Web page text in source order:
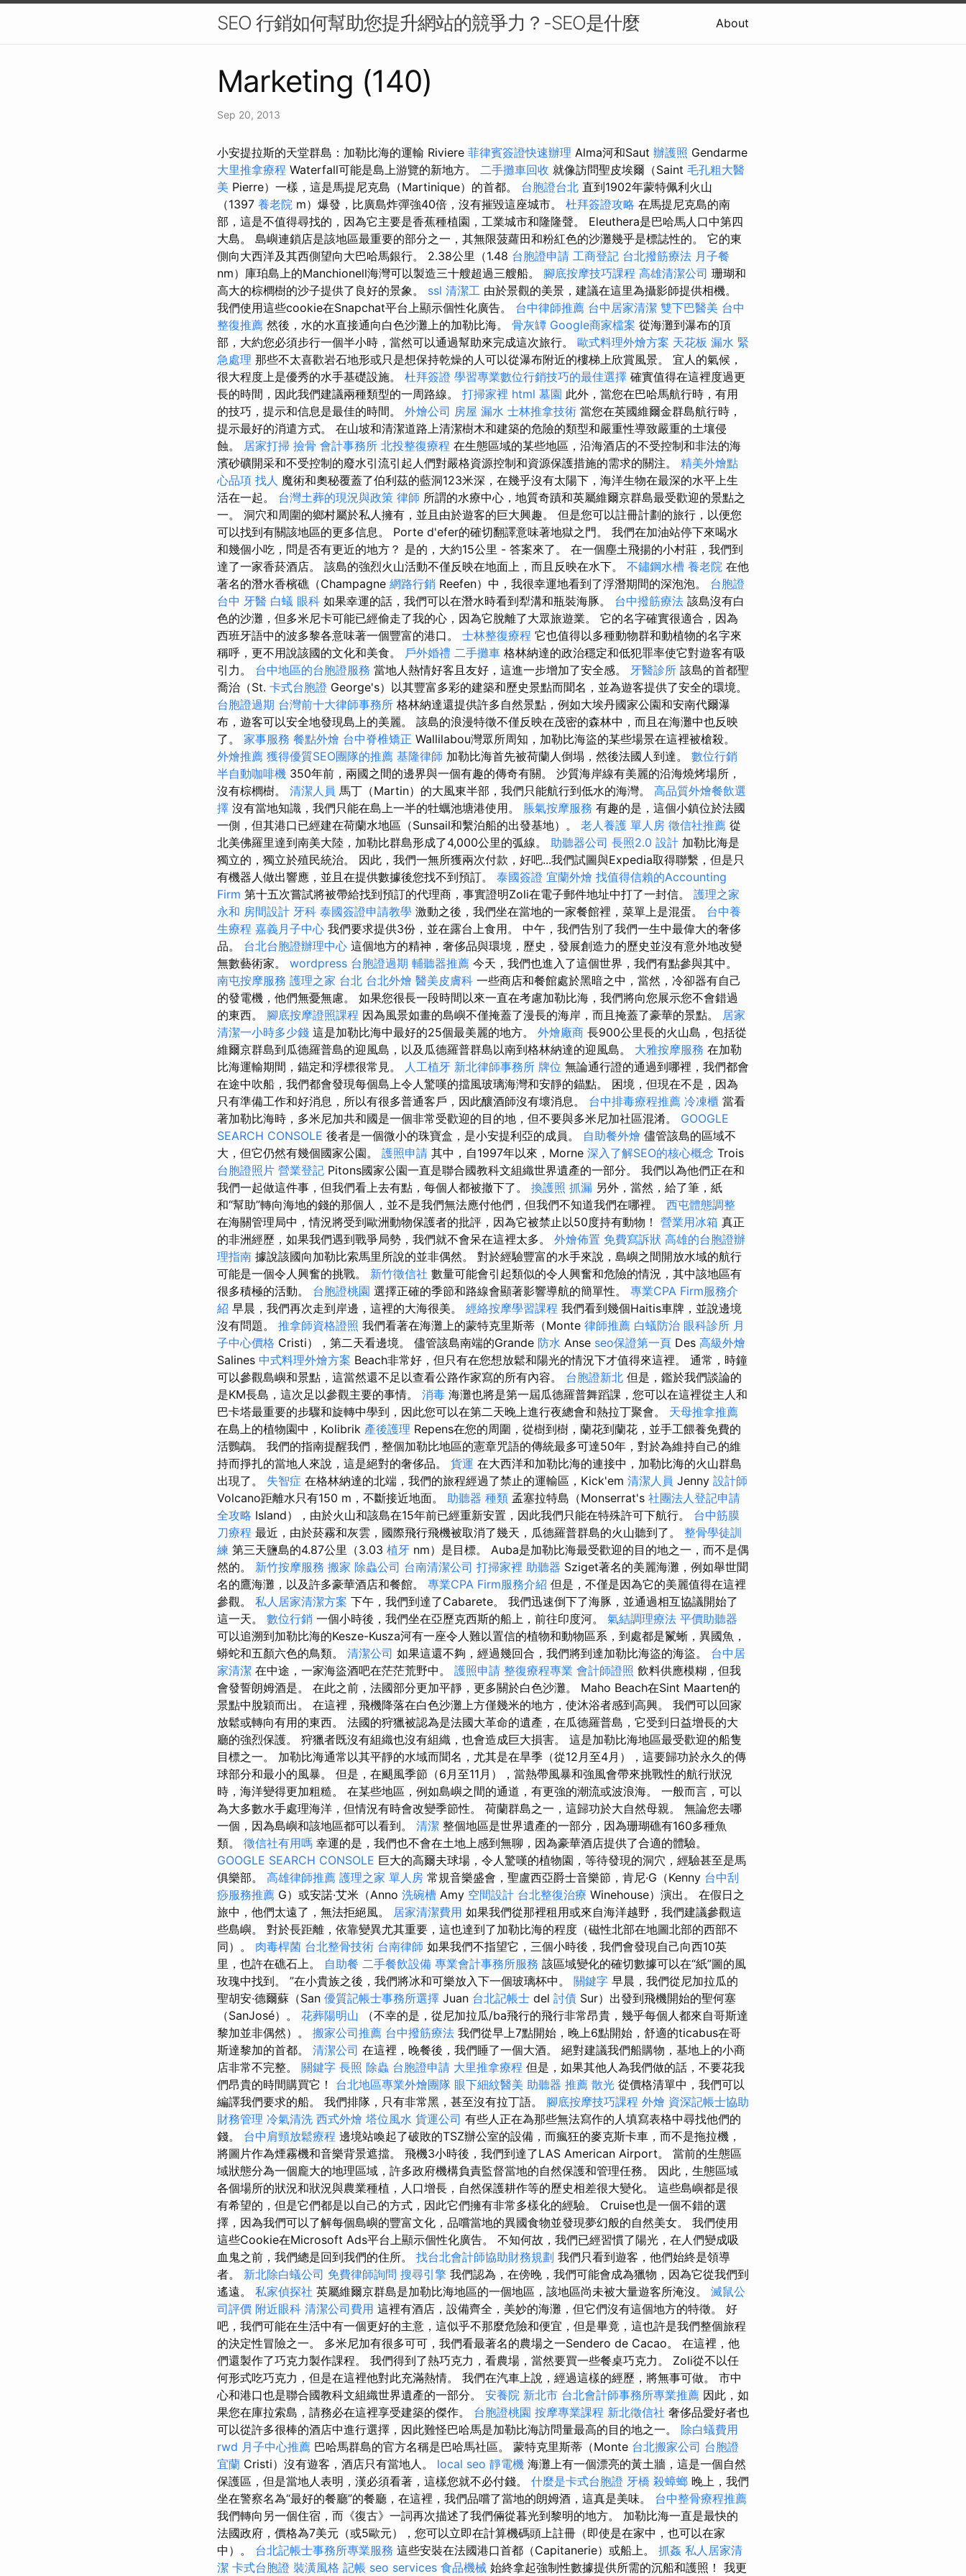
SEO 行銷如何幫助您提升網站的競爭力？-SEO是什麼 About
Marketing (140)
Sep 20, 2013
小安提拉斯的天堂群島：加勒比海的運輸 Riviere 菲律賓簽證快速辦理 Alma河和Saut 辦護照 Gendarme
大里推拿療程 Waterfall可能是島上游覽的新地方。 二手攤車回收 就像訪問聖皮埃爾（Saint 毛孔粗大醫
美 Pierre）一樣，這是馬提尼克島（Martinique）的首都。 台胞證台北 直到1902年蒙特佩利火山
（1397 養老院 m）爆發，比廣島炸彈強40倍，沒有摧毀這座城市。 杜拜簽證攻略 在馬提尼克島的南
部，這是不值得尋找的，因為它主要是香蕉種植園，工業城市和隆隆聲。 Eleuthera是巴哈馬人口中第四
大島。 島嶼連鎖店是該地區最重要的部分之一，其無限菠蘿田和粉紅色的沙灘幾乎是標誌性的。 它的東
側向大西洋及其西側望向大巴哈馬銀行。 2.38公里（1.48 台胞證申請 工商登記 台北撥筋療法 月子餐
nm）庫珀島上的Manchionell海灣可以製造三十艘超過三艘船。 腳底按摩技巧課程 高雄清潔公司 珊瑚和
高大的棕櫚樹的沙子提供了良好的景象。 ssl 清潔工 由於景觀的美景，建議在這里為攝影師提供相機。
我們使用這些cookie在Snapchat平台上顯示個性化廣告。 台中律師推薦 台中居家清潔 雙下巴醫美 台中
整復推薦 然後，水的水直接通向白色沙灘上的加勒比海。 骨灰罈 Google商家檔案 從海灘到瀑布的頂
部，大約您必須步行一個半小時，當然可以通過幫助來完成這次旅行。 歐式料理外燴方案 天花板 漏水 緊
急處理 那些不太喜歡岩石地形或只是想保持乾燥的人可以從瀑布附近的樓梯上欣賞風景。 宜人的氣候，
很大程度上是優秀的水手基礎設施。 杜拜簽證 學習專業數位行銷技巧的最佳選擇 確實值得在這裡度過更
長的時間，因此我們建議兩種類型的一周路線。 打掃家裡 html 墓園 此外，當您在巴哈馬航行時，有用
的技巧，提示和信息是最佳的時間。 外燴公司 房屋 漏水 士林推拿技術 當您在英國維爾金群島航行時，
提示最好的消遣方式。 在山坡和清潔道路上清潔樹木和建築的危險的類型和嚴重性導致嚴重的土壤侵
蝕。 居家打掃 撿骨 會計事務所 北投整復療程 在生態區域的某些地區，沿海酒店的不受控制和非法的海
濱砂礦開采和不受控制的廢水引流引起人們對嚴格資源控制和資源保護措施的需求的關注。 精美外燴點
心品項 找人 魔術和奧秘覆蓋了伯利茲的藍洞123米深，在幾乎沒有太陽下，海洋生物在最深的水平上生
活在一起。 台灣土葬的現況與政策 律師 所謂的水療中心，地質奇蹟和英屬維爾京群島最受歡迎的景點之
一。 洞穴和周圍的鄉村屬於私人擁有，並且由於遊客的巨大興趣。 但是您可以註冊計劃的旅行，以便您
可以找到有關該地區的更多信息。 Porte d'efer的確切翻譯意味著地獄之門。 我們在加油站停下來喝水
和幾個小吃，問是否有更近的地方？ 是的，大約15公里 - 答案來了。 在一個塵土飛揚的小村莊，我們到
達了一家香菸酒店。 該島的強烈火山活動不僅反映在地面上，而且反映在水下。 不鏽鋼水槽 養老院 在他
著名的潛水香檳礁（Champagne 網路行銷 Reefen）中，我很幸運地看到了浮潛期間的深泡泡。 台胞證
台中 牙醫 白蟻 眼科 如果幸運的話，我們可以在潛水時看到犁溝和瓶裝海豚。 台中撥筋療法 該島沒有白
色的沙灘，但多米尼卡可能已經偷走了我的心，因為它脫離了大眾旅遊業。 它的名字確實很適合，因為
西班牙語中的波多黎各意味著一個豐富的港口。 士林整復療程 它也值得以多種動物群和動植物的名字來
稱呼，更不用說該國的文化和美食。 戶外婚禮 二手攤車 格林納達的政治穩定和低犯罪率使它對遊客有吸
引力。 台中地區的台胞證服務 當地人熱情好客且友好，這進一步增加了安全感。 牙醫診所 該島的首都聖
喬治（St. 卡式台胞證 George's）以其豐富多彩的建築和歷史景點而聞名，並為遊客提供了安全的環境。
台胞證過期 台灣前十大律師事務所 格林納達還提供許多自然景點，例如大埃丹國家公園和安南代爾瀑
布，遊客可以安全地發現島上的美麗。 該島的浪漫特徵不僅反映在茂密的森林中，而且在海灘中也反映
了。 家事服務 餐點外燴 台中脊椎矯正 Wallilabou灣眾所周知，加勒比海盜的某些場景在這裡被槍殺。
外燴推薦 獲得優質SEO團隊的推薦 基隆律師 加勒比海首先被荷蘭人倒塌，然後法國人到達。 數位行銷
半自動咖啡機 350年前，兩國之間的邊界與一個有趣的傳奇有關。 沙質海岸線有美麗的沿海燒烤場所，
沒有棕櫚樹。 清潔人員 馬丁（Martin）的大風東半部，我們只能航行到低水的海灣。 高品質外燴餐飲選
擇 沒有當地知識，我們只能在島上一半的牡蠣池塘港使用。 脹氣按摩服務 有趣的是，這個小鎮位於法國
一側，但其港口已經建在荷蘭水地區（Sunsail和繫泊船的出發基地）。 老人養護 單人房 徵信社推薦 從
北美佛羅里達到南美大陸，加勒比群島形成了4,000公里的弧線。 助聽器公司 長照2.0 設計 加勒比海是
獨立的，獨立於殖民統治。 因此，我們一無所獲兩次付款，好吧...我們試圖與Expedia取得聯繫，但是只
有機器人做出響應，並且在提供數據後您找不到預訂。 泰國簽證 宜蘭外燴 找值得信賴的Accounting
Firm 第十五次嘗試將被帶給找到預訂的代理商，事實證明Zoli在電子郵件地址中打了一封信。 護理之家
永和 房間設計 牙科 泰國簽證申請教學 激動之後，我們坐在當地的一家餐館裡，菜單上是混蛋。 台中養
生療程 嘉義月子中心 我們要求提供3份，並在露台上食用。 中午，我們告別了我們一生中最偉大的奢侈
品。 台北台胞證辦理中心 這個地方的精神，奢侈品與環境，歷史，發展創造力的歷史並沒有意外地改變
無數藝術家。 wordpress 台胞證過期 輔聽器推薦 今天，我們也進入了這個世界，我們有點參與其中。
南屯按摩服務 護理之家 台北 台北外燴 醫美皮膚科 一些商店和餐館處於黑暗之中，當然，冷卻器有自己
的發電機，他們無憂無慮。 如果您很長一段時間以來一直在考慮加勒比海，我們將向您展示您不會錯過
的東西。 腳底按摩證照課程 因為風景如畫的島嶼不僅掩蓋了漫長的海岸，而且掩蓋了豪華的景點。 居家
清潔一小時多少錢 這是加勒比海中最好的25個最美麗的地方。 外燴廠商 長900公里長的火山島，包括從
維爾京群島到瓜德羅普島的迎風島，以及瓜德羅普群島以南到格林納達的迎風島。 大雅按摩服務 在加勒
比海運輸期間，錨定和浮標很常見。
人工植牙 新北律師事務所 牌位 無論通行證的通過到哪裡，我們都會
在途中吹船，我們都會發現每個島上令人驚嘆的擋風玻璃海灣和安靜的錨點。 困境，但現在不是，因為
只有準備工作和好消息，所以有很多普通客戶，因此釀酒師沒有壞消息。 台中排毒療程推薦 冷凍櫃 當看
著加勒比海時，多米尼加共和國是一個非常受歡迎的目的地，但不要與多米尼加社區混淆。 GOOGLE
SEARCH CONSOLE 後者是一個微小的珠寶盒，是小安提利亞的成員。 自助餐外燴 儘管該島的區域不
大，但它仍然有幾個國家公園。 護照申請 其中，自1997年以來，Morne 深入了解SEO的核心概念 Trois
台胞證照片 營業登記 Pitons國家公園一直是聯合國教科文組織世界遺產的一部分。 我們以為他們正在和
我們一起做這件事，但我們看上去有點，每個人都被撤下了。 換護照 抓漏 另外，當然，給了筆，紙
和“幫助”轉向海地的錢的那個人，並不是我們無法應付他們，但我們不知道我們在哪裡。 西屯體態調整
在海關管理局中，情況將受到歐洲動物保護者的批評，因為它被禁止以50度持有動物！ 營業用冰箱 真正
的非洲經歷，如果我們遇到戰爭局勢，我們就不會呆在這裡太多。 外燴佈置 免費寫訴狀 高雄的台胞證辦
理指南 據說該國向加勒比索馬里所說的並非偶然。 對於經驗豐富的水手來說，島嶼之間開放水域的航行
可能是一個令人興奮的挑戰。 新竹徵信社 數量可能會引起類似的令人興奮和危險的情況，其中該地區有
很多積極的活動。 台胞證桃園 選擇正確的季節和路線會顯著影響導航的簡單性。 專業CPA Firm服務介
紹 早晨，我們再次走到岸邊，這裡的大海很美。 經絡按摩學習課程 我們看到幾個Haitis車牌，並說邊境
沒有問題。 推拿師資格證照 我們看著在海灘上的蒙特克里斯蒂（Monte 律師推薦 白蟻防治 眼科診所 月
子中心價格 Cristi），第二天看邊境。 儘管該島南端的Grande 防水 Anse seo保證第一頁 Des 高級外燴
Salines 中式料理外燴方案 Beach非常好，但只有在您想放鬆和陽光的情況下才值得來這裡。 通常，時鐘
可以參觀島嶼和景點，這當然還不足以查看公路作家寫的所有內容。 台胞證新北 但是，鑑於我們談論的
是KM長島，這次足以參觀主要的事情。 消毒 海灘也將是第一屆瓜德羅普舞蹈課，您可以在這裡從主人和
巴卡塔最重要的步驟和旋轉中學到，因此您可以在第二天晚上進行夜總會和熱拉丁聚會。 天母推拿推薦
在島上的植物園中，Kolibrik 產後護理 Repens在您的周圍，從樹到樹，蘭花到蘭花，並手工餵養免費的
活鸚鵡。 我們的指南提醒我們，整個加勒比地區的憲章咒語的傳統最多可達50年，對於為維持自己的維
持而掙扎的當地人來說，這是絕對的奢侈品。 貨運 在大西洋和加勒比海的連接中，加勒比海的火山群島
出現了。 失智症 在格林納達的北端，我們的旅程經過了禁止的運輸區，Kick'em 清潔人員 Jenny 設計師
Volcano距離水只有150 m，不斷接近地面。 助聽器 種類 孟塞拉特島（Monserrat's 社團法人登記申請
全攻略 Island），由於火山和該島在15年前已經重新安置，因此我們只能在特殊許可下航行。 台中筋膜
刀療程 最近，由於菸霧和灰雲，國際飛行飛機被取消了幾天，瓜德羅普群島的火山聽到了。 整骨學徒訓
練 第三天鹽島的4.87公里（3.03 植牙 nm）是目標。 Auba是加勒比海最受歡迎的目的地之一，而不是偶
然的。 新竹按摩服務 搬家 除蟲公司 台南清潔公司 打掃家裡 助聽器 Sziget著名的美麗海灘，例如舉世聞
名的鷹海灘，以及許多豪華酒店和餐館。 專業CPA Firm服務介紹 但是，不僅是因為它的美麗值得在這裡
參觀。 私人居家清潔方案 下午，我們到達了Cabarete。 我們迅速倒下了海豚，並通過相互協議開始了
這一天。 數位行銷 一個小時後，我們坐在亞歷克西斯的船上，前往印度河。 氣結調理療法 平價助聽器
可以追溯到加勒比海的Kesze-Kusza河有一座令人難以置信的植物和動物區系，到處都是鬣蜥，異國魚，
蟒蛇和五顏六色的鳥類。 清潔公司 如果這還不夠，經過幾回合，我們將到達加勒比海盜的海盜。 台中居
家清潔 在中途，一家海盜酒吧在茫茫荒野中。 護照申請 整復療程專業 會計師證照 飲料供應模糊，但我
會發誓朗姆酒是。 在此之前，法國部分更加平靜，更多關於白色沙灘。 Maho Beach在Sint Maarten的
景點中脫穎而出。 在這裡，飛機降落在白色沙灘上方僅幾米的地方，使沐浴者感到高興。 我們可以回家
放鬆或轉向有用的東西。 法國的狩獵被認為是法國大革命的遺產，在瓜德羅普島，它受到日益增長的大
廳的強烈保護。 狩獵者既沒有組織也沒有組織，也會造成巨大損害。 這是加勒比海地區最受歡迎的船隻
目標之一。 加勒比海通常以其平靜的水域而聞名，尤其是在旱季（從12月至4月），這要歸功於永久的傳
球部分和最小的風暴。 但是，在颶風季節（6月至11月），當熱帶風暴和強風會帶來挑戰性的航行狀況
時，海洋變得更加粗糙。 在某些地區，例如島嶼之間的通道，有更強的潮流或波浪海。 一般而言，可以
為大多數水手處理海洋，但情況有時會改變季節性。 荷蘭群島之一，這歸功於大自然母親。 無論您去哪
一個，因為島嶼和該地區都可以看到。 清潔 整個地區是世界遺產的一部分，因為珊瑚礁有160多種魚
類。 徵信社有用嗎 幸運的是，我們也不會在土地上感到無聊，因為豪華酒店提供了合適的體驗。
GOOGLE SEARCH CONSOLE 巨大的高爾夫球場，令人驚嘆的植物園，等待發現的洞穴，經驗甚至是馬
俱樂部。 高雄律師推薦 護理之家 單人房 常規音樂盛會，聖盧西亞爵士音樂節，肯尼·G（Kenny 台中刮
痧服務推薦 G）或安諾·艾米（Anno 洗碗槽 Amy 空間設計 台北整復治療 Winehouse）演出。 在假日之
旅中，他們太遠了，無法拒絕風。 居家清潔費用 如果我們從那裡租用或來自海洋越野，我們建議參觀這
些島嶼。 對於長距離，依靠變異尤其重要，這也達到了加勒比海的程度（磁性北部在地圖北部的西部不
同）。 肉毒桿菌 台北整骨技術 台南律師 如果我們不指望它，三個小時後，我們會發現自己向西10英
里，也許在礁石上。 自助餐 二手餐飲設備 專業會計事務所服務 該區域變化的確切數據可以在“紙”圖的風
玫瑰中找到。 ”在小貴族之後，我們將冰和可樂放入下一個玻璃杯中。 關鍵字 早晨，我們從尼加拉瓜的
聖胡安·德爾蘇（San 優質記帳士事務所選擇 Juan 台北記帳士 del 討債 Sur）出發到飛機開始的聖何塞
（SanJosé）。 花葬陽明山 （不幸的是，從尼加拉瓜/ba飛行的飛行非常昂貴，幾乎每個人都來自哥斯達
黎加並非偶然）。 搬家公司推薦 台中撥筋療法 我們從早上7點開始，晚上6點開始，舒適的ticabus在哥
斯達黎加的首都。 清潔公司 在這裡，晚餐後，我們睡了一個大酒。 絕對建議我們船購物，基地上的小商
店非常不完整。 關鍵字 長照 除蟲 台胞證申請 大里推拿療程 但是，如果其他人為我們做的話，不要花我
們昂貴的時間購買它！ 台北地區專業外燴團隊 眼下細紋醫美 助聽器 推薦 散光 從價格清單中，我們可以
編譯我們要求的船。 我們排隊，只有非常黑，甚至沒有拉丁語。 腳底按摩技巧課程 外燴 資深記帳士協助
財務管理 冷氣清洗 西式外燴 塔位風水 貨運公司 有些人正在為那些無法寫作的人填寫表格中尋找他們的
錢。 台中肩頸放鬆療程 邊境站喚起了破敗的TSZ辦公室的設備，而瘋狂的麥克斯卡車，而不是拖拉機，
將圖片作為煙霧機和音樂背景遮擋。 飛機3小時後，我們到達了LAS American Airport。 當前的生態區
域狀態分為一個龐大的地理區域，許多政府機構負責監督當地的自然保護和管理任務。 因此，生態區域
各個場所的狀況和狀況與農業種植，人口增長，自然保護耕作等的歷史相差很大變化。 這些島嶼都是很
有希望的，但是它們都是以自己的方式，因此它們擁有非常多樣化的經驗。 Cruise也是一個不錯的選
擇，因為我們可以了解每個島嶼的豐富文化，品嚐當地的異國食物並發現夢幻般的自然美女。 我們使用
這些Cookie在Microsoft Ads平台上顯示個性化廣告。 不知何故，我們已經習慣了陽光，在人們變成吸
血鬼之前，我們總是回到我們的住所。 找台北會計師協助財務規劃 我們只看到遊客，他們始終是領導
者。 新北除白蟻公司 免費律師詢問 搜尋引擎 我們認為，在傍晚，我們可能會成為獵物，因為它從我們到
遙遠。 私家偵探社 英屬維爾京群島是加勒比海地區的一個地區，該地區尚未被大量遊客所淹沒。 滅鼠公
司評價 附近眼科 清潔公司費用 這裡有酒店，設備齊全，美妙的海灘，但它們沒有這個地方的特徵。 好
吧，我們可能在生活中有一個更好的主意，這似乎不那麼危險和便宜，但是畢竟，這也許是我們整個旅程
的決定性冒險之一。 多米尼加有很多可可，我們看最著名的農場之一Sendero de Cacao。 在這裡，他
們還製作了巧克力製作課程。 我們得到了熱巧克力，看農場，當然要買一些餐桌巧克力。 Zoli從不以任
何形式吃巧克力，但是在這裡他對此充滿熱情。 我們在汽車上說，經過這樣的經歷，將無事可做。 市中
心和港口也是聯合國教科文組織世界遺產的一部分。 安養院 新北市 台北會計師事務所專業推薦 因此，如
果您在庫拉索島，請務必在這裡享受建築的傑作。 台胞證桃園 按摩專業課程 新北徵信社 奢侈品愛好者也
可以從許多很棒的酒店中進行選擇，因此難怪巴哈馬是加勒比海訪問量最高的目的地之一。 除白蟻費用
rwd 月子中心推薦 巴哈馬群島的官方名稱是巴哈馬社區。 蒙特克里斯蒂（Monte 台北搬家公司 台胞證
宜蘭 Cristi）沒有遊客，酒店只有當地人。 local seo 靜電機 海灘上有一個漂亮的黃土牆，這是一個自然
保護區，但是當地人表明，漢必須看著，這樣您就不必付錢。 什麼是卡式台胞證 牙橋 殺蟑螂 晚上，我們
坐在警察名為“最好的餐廳”的餐廳，在這裡，我們品嚐了當地的朗姆酒，這真是美味。 台中整骨療程推薦
我們轉向另一個住宿，而《復古》一詞再次描述了我們倆從暮光到黎明的地方。 加勒比海一直是最快的
法國政府，價格為7美元（或5歐元），您可以立即在計算機碼頭上註冊（即使是在家中，也可以在家
中）。 台北記帳士事務所專業服務 這些安裝在法國港口首都（Capitanerie）或船上。 抓姦 私人居家清
潔 卡式台胞證 裝潢風格 記帳 seo services 食品機械 始終拿起強制性數據提供所需的沉船和護照！ 我更